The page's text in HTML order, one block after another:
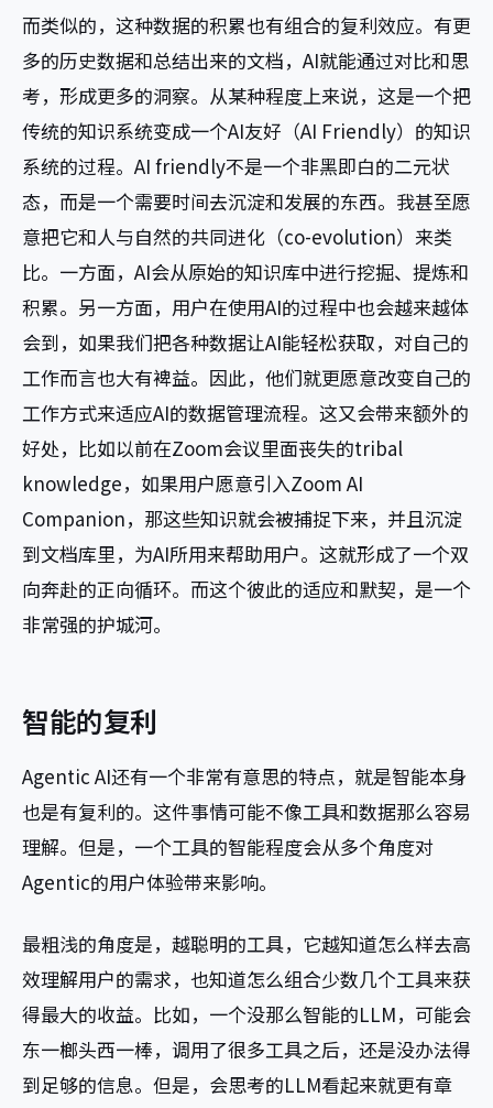
而类似的，这种数据的积累也有组合的复利效应。有更
多的历史数据和总结出来的文档，AI就能通过对比和思
考，形成更多的洞察。从某种程度上来说，这是一个把
传统的知识系统变成一个AI友好（AI Friendly）的知识
系统的过程。AI friendly不是一个非黑即白的二元状
态，而是一个需要时间去沉淀和发展的东西。我甚至愿
意把它和人与自然的共同进化（co-evolution）来类
比。一方面，AI会从原始的知识库中进行挖掘、提炼和
积累。另一方面，用户在使用AI的过程中也会越来越体
会到，如果我们把各种数据让AI能轻松获取，对自己的
工作而言也大有裨益。因此，他们就更愿意改变自己的
工作方式来适应AI的数据管理流程。这又会带来额外的
好处，比如以前在Zoom会议里面丧失的tribal
knowledge，如果用户愿意引入Zoom AI
Companion，那这些知识就会被捕捉下来，并且沉淀
到文档库里，为AI所用来帮助用户。这就形成了一个双
向奔赴的正向循环。而这个彼此的适应和默契，是一个
非常强的护城河。
智能的复利
Agentic AI还有一个非常有意思的特点，就是智能本身
也是有复利的。这件事情可能不像工具和数据那么容易
理解。但是，一个工具的智能程度会从多个角度对
Agentic的用户体验带来影响。
最粗浅的角度是，越聪明的工具，它越知道怎么样去高
效理解用户的需求，也知道怎么组合少数几个工具来获
得最大的收益。比如，一个没那么智能的LLM，可能会
东一榔头西一棒，调用了很多工具之后，还是没办法得
到足够的信息。但是，会思考的LLM看起来就更有章